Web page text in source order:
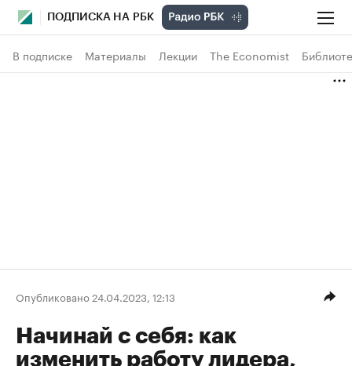
ПОДПИСКА НА РБК
В подписке Материалы Лекции The Economist
Опубликовано 24.04.2023, 12:13
Начинай с себя: как
изменить работу лидера,